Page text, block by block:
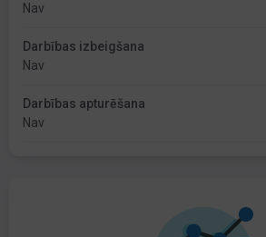
Nav
Darbības izbeigšana
Nav
Darbības apturēšana
Nav